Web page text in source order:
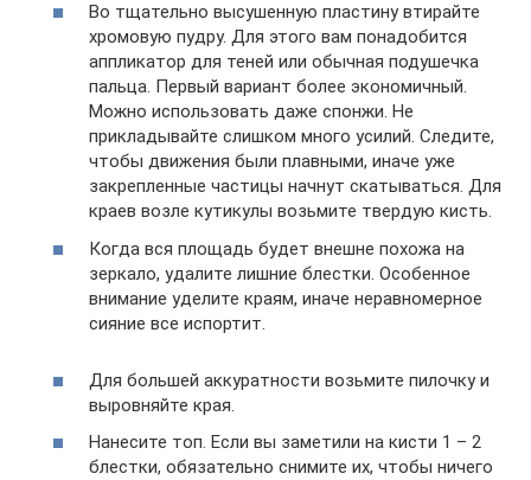
Во тщательно высушенную пластину втирайте
хромовую пудру. Для этого вам понадобится
аппликатор для теней или обычная подушечка
пальца. Первый вариант более экономичный.
Можно использовать даже спонжи. Не
прикладывайте слишком много усилий. Следите,
чтобы движения были плавными, иначе уже
закрепленные частицы начнут скатываться. Для
краев возле кутикулы возьмите твердую кисть.
Когда вся площадь будет внешне похожа на
зеркало, удалите лишние блестки. Особенное
внимание уделите краям, иначе неравномерное
сияние все испортит.
Для большей аккуратности возьмите пилочку и
выровняйте края.
Нанесите топ. Если вы заметили на кисти 1 – 2
блестки, обязательно снимите их, чтобы ничего